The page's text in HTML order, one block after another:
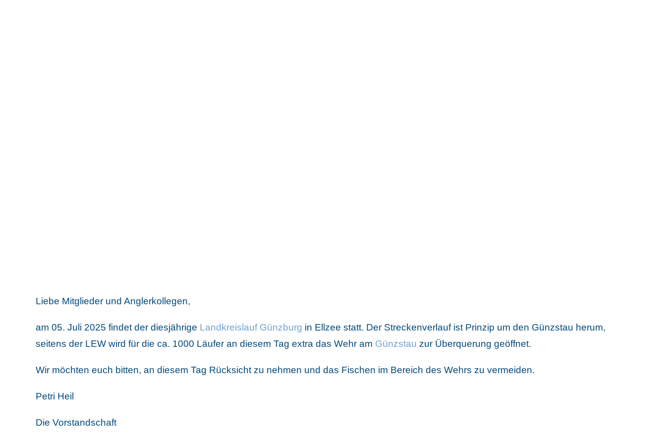
Liebe Mitglieder und Anglerkollegen,
am 05. Juli 2025 findet der diesjährige Landkreislauf Günzburg in Ellzee statt. Der Streckenverlauf ist Prinzip um den Günzstau herum,
seitens der LEW wird für die ca. 1000 Läufer an diesem Tag extra das Wehr am Günzstau zur Überquerung geöffnet.
Wir möchten euch bitten, an diesem Tag Rücksicht zu nehmen und das Fischen im Bereich des Wehrs zu vermeiden.
Petri Heil
Die Vorstandschaft